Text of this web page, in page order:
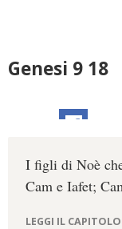
Genesi 9 18
I figli di Noè
Cam e Iafet;
LEGGI IL